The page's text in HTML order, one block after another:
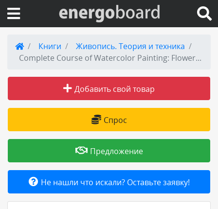
Вход на сайт
Публикации
Товары и услуги
Добавить товар или услугу
Книги
Живопись. Теория и техника
Complete Course of Watercolor Painting: Flowers / Полный курс акварели. Цветы. Учебное пособие (+ DVD-ROM)
Добавить свой товар
Спрос
Предложение
Не нашли что искали? Оставьте заявку!